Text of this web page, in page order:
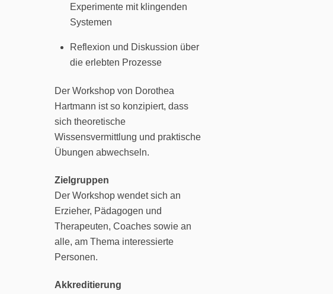
Experimente mit klingenden
Systemen
Reflexion und Diskussion über
die erlebten Prozesse
Der Workshop von Dorothea
Hartmann ist so konzipiert, dass
sich theoretische
Wissensvermittlung und praktische
Übungen abwechseln.
Zielgruppen
Der Workshop wendet sich an
Erzieher, Pädagogen und
Therapeuten, Coaches sowie an
alle, am Thema interessierte
Personen.
Akkreditierung